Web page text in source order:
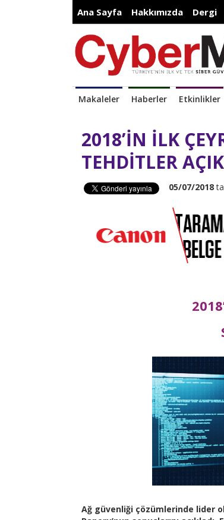
Ana Sayfa Hakkımızda Dergi
Makaleler Haberler Etkinlikler
2018’İN İLK
TEHDİTLER
05/07/2018
Ağ güvenliği çözümlerinde lider